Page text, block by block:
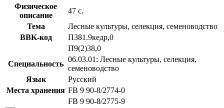
Физическое
описание
47 с.
Тема
Лесные культуры, селекция, семеноводство
BBK-код
П381.9кедр,0
П9(2)38,0
Специальность
06.03.01: Лесные культуры, селекция,
семеноводство
Язык
Русский
Места хранения FB 9 90-8/2774-0
FB 9 90-8/2775-9